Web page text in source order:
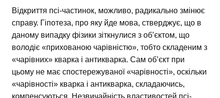
Відкриття псі-частинок, можливо, радикально змінює
справу. Гіпотеза, про яку йде мова, стверджує, що в
даному випадку фізики зіткнулися з об’єктом, що
володіє «прихованою чарівністю», тобто складеним з
«чарівних» кварка і антикварка. Сам об’єкт при
цьому не має спостережуваної «чарівності», оскільки
«чарівності» кварка і антикварка, складаючись,
компенсуються. Незвичайність властивостей псі-